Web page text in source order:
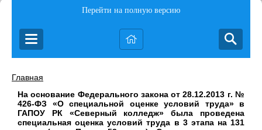
Перейти на полную версию
Главная
На основание Федерального закона от 28.12.2013 г. №
426-ФЗ «О специальной оценке условий труда» в
ГАПОУ РК «Северный колледж» была проведена
специальная оценка условий труда в 3 этапа на 131